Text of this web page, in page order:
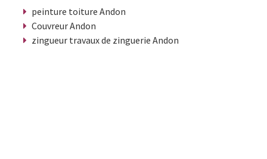
peinture toiture Andon
Couvreur Andon
zingueur travaux de zinguerie Andon